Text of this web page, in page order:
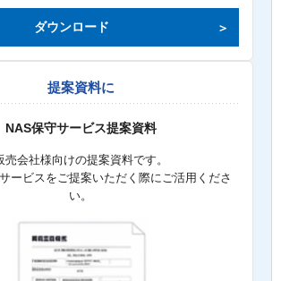
ダウンロード
提案資料に
NAS保守サービス提案資料
売会社様向けの提案資料です。
ービスをご提案いただく際にご活用くださ
い。